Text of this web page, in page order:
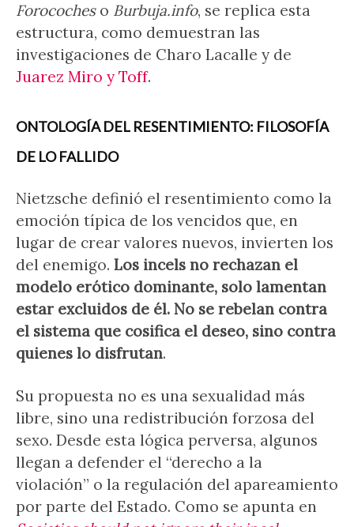
Forococheso Burbuja.info, se replica esta
estructura, como demuestran las
investigaciones de Charo Lacalle y de
Juarez Miro y Toff.
ONTOLOGÍA DEL RESENTIMIENTO: FILOSOFÍA
DE LO FALLIDO
Nietzsche definió el resentimiento como la
emoción típica de los vencidos que, en
lugar de crear valores nuevos, invierten los
del enemigo. Los incels no rechazan el
modelo erótico dominante, solo lamentan
estar excluidos de él. No se rebelan contra
el sistema que cosifica el deseo, sino contra
quienes lo disfrutan.
Su propuesta no es una sexualidad más
libre, sino una redistribución forzosa del
sexo. Desde esta lógica perversa, algunos
llegan a defender el “derecho a la
violación” o la regulación del apareamiento
por parte del Estado. Como se apunta en